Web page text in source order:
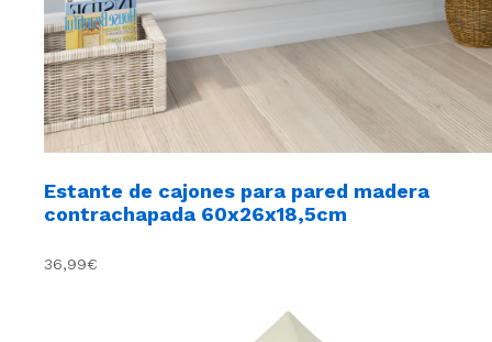
Estante de cajones para pared madera
contrachapada 60x26x18,5cm
36,99€